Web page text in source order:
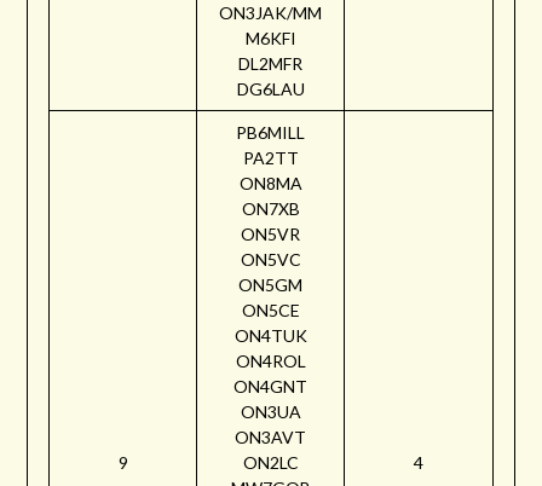
ON3JAK/MM
M6KFI
DL2MFR
DG6LAU
9
PB6MILL
PA2TT
ON8MA
ON7XB
ON5VR
ON5VC
ON5GM
ON5CE
ON4TUK
ON4ROL
ON4GNT
ON3UA
ON3AVT
ON2LC
4